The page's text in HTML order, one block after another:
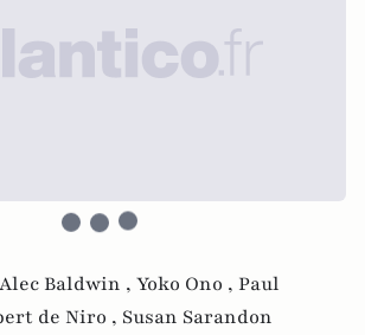
Alec Baldwin , Yoko Ono , Paul
de Niro , Susan Sarandon